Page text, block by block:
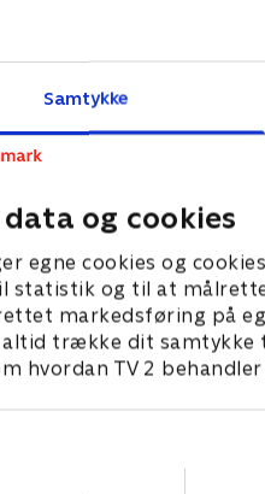
Samtykke
data og cookies
egne cookies og
statistik og til at
markedsføring på
altid trække dit samtykke
hvordan TV 2
og
i
Laus roder så
Rødovre, at han
er han nu klar til at